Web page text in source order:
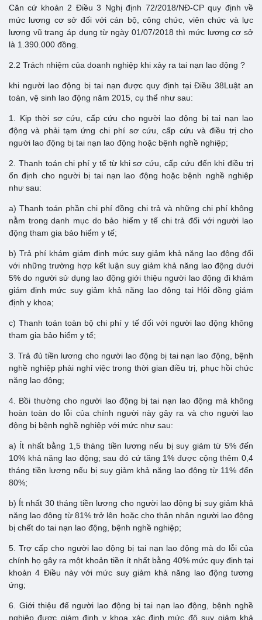
Căn cứ khoản 2 Điều 3 Nghị định 72/2018/NĐ-CP quy định về
mức lương cơ sở đối với cán bộ, công chức, viên chức và lực
lượng vũ trang áp dụng từ ngày 01/07/2018 thì mức lương cơ sở
là 1.390.000 đồng.
2.2 Trách nhiệm của doanh nghiệp khi xảy ra tai nạn lao động ?
khi người lao động bị tai nạn được quy định tại Điều 38Luật an
toàn, vệ sinh lao động năm 2015, cụ thể như sau:
1. Kịp thời sơ cứu, cấp cứu cho người lao động bị tai nạn lao
động và phải tạm ứng chi phí sơ cứu, cấp cứu và điều trị cho
người lao động bị tai nạn lao động hoặc bệnh nghề nghiệp;
2. Thanh toán chi phí y tế từ khi sơ cứu, cấp cứu đến khi điều trị
ổn định cho người bị tai nạn lao động hoặc bệnh nghề nghiệp
như sau:
a) Thanh toán phần chi phí đồng chi trả và những chi phí không
nằm trong danh mục do bảo hiểm y tế chi trả đối với người lao
động tham gia bảo hiểm y tế;
b) Trả phí khám giám định mức suy giảm khả năng lao động đối
với những trường hợp kết luận suy giảm khả năng lao động dưới
5% do người sử dụng lao động giới thiệu người lao động đi khám
giám định mức suy giảm khả năng lao động tại Hội đồng giám
định y khoa;
c) Thanh toán toàn bộ chi phí y tế đối với người lao động không
tham gia bảo hiểm y tế;
3. Trả đủ tiền lương cho người lao động bị tai nạn lao động, bệnh
nghề nghiệp phải nghỉ việc trong thời gian điều trị, phục hồi chức
năng lao động;
4. Bồi thường cho người lao động bị tai nạn lao động mà không
hoàn toàn do lỗi của chính người này gây ra và cho người lao
động bị bệnh nghề nghiệp với mức như sau:
a) Ít nhất bằng 1,5 tháng tiền lương nếu bị suy giảm từ 5% đến
10% khả năng lao động; sau đó cứ tăng 1% được cộng thêm 0,4
tháng tiền lương nếu bị suy giảm khả năng lao động từ 11% đến
80%;
b) Ít nhất 30 tháng tiền lương cho người lao động bị suy giảm khả
năng lao động từ 81% trở lên hoặc cho thân nhân người lao động
bị chết do tai nạn lao động, bệnh nghề nghiệp;
5. Trợ cấp cho người lao động bị tai nạn lao động mà do lỗi của
chính họ gây ra một khoản tiền ít nhất bằng 40% mức quy định tại
khoản 4 Điều này với mức suy giảm khả năng lao động tương
ứng;
6. Giới thiệu để người lao động bị tai nạn lao động, bệnh nghề
nghiệp được giám định y khoa xác định mức độ suy giảm khả